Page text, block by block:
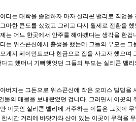
티는 대학을 졸업하자 마자 실리콘 밸리로 직업을
마한 콘도를 샀었고 그리고 다시 월세로 전환을
는 어느 한곳에서 안주를 해야겠다는 생각을 한
는 위스콘신에서 출생을 했는데 그들의 부모는
게지 페이먼트보다 현금으로 집을 사고자 했으며
고 했더니 기뻐햇엇던 그들의 부모는 실리콘 밸
버지는 그돈으로 위스콘신에 작은 오피스 빌딩
물의 매물을 보내왔었던 겁니다. 그러면서 이곳
이곳인 실리콘 밸리에 거주하는 이들은 그것이
한시간 거리에 바닷가와 산이 있는 이곳이 무척을